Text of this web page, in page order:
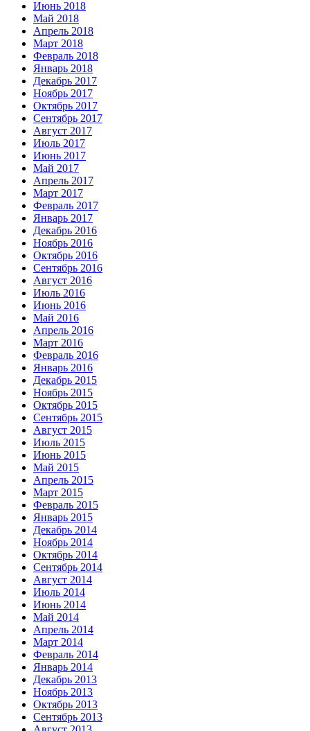
Июнь 2018
Май 2018
Апрель 2018
Март 2018
Февраль 2018
Январь 2018
Декабрь 2017
Ноябрь 2017
Октябрь 2017
Сентябрь 2017
Август 2017
Июль 2017
Июнь 2017
Май 2017
Апрель 2017
Март 2017
Февраль 2017
Январь 2017
Декабрь 2016
Ноябрь 2016
Октябрь 2016
Сентябрь 2016
Август 2016
Июль 2016
Июнь 2016
Май 2016
Апрель 2016
Март 2016
Февраль 2016
Январь 2016
Декабрь 2015
Ноябрь 2015
Октябрь 2015
Сентябрь 2015
Август 2015
Июль 2015
Июнь 2015
Май 2015
Апрель 2015
Март 2015
Февраль 2015
Январь 2015
Декабрь 2014
Ноябрь 2014
Октябрь 2014
Сентябрь 2014
Август 2014
Июль 2014
Июнь 2014
Май 2014
Апрель 2014
Март 2014
Февраль 2014
Январь 2014
Декабрь 2013
Ноябрь 2013
Октябрь 2013
Сентябрь 2013